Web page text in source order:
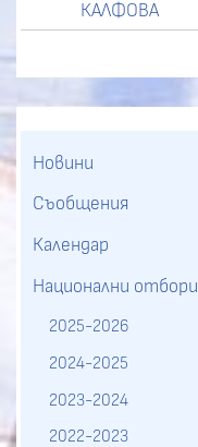
КАЛФОВА
Новини
Съобщения
Календар
Национални отбори
2025-2026
2024-2025
2023-2024
2022-2023